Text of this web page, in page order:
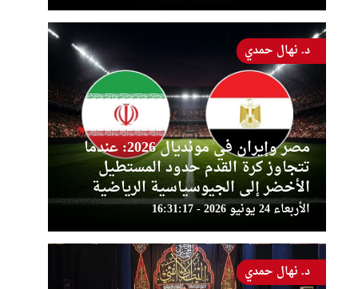
مصر وإيران في مونديال 2026: عندما
تتجاوز كرة القدم حدود المستطيل
الأخضر إلى الجيوسياسية الرياضية
الأربعاء 24 يونيو 2026 - 16:31:17
د. نهال حمدي
د. نهال حمدي